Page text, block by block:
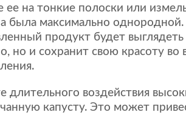
ее на тонкие полоски или
была максимально однородной.
продукт будет выглядеть
но и сохранит свою красоту во
длительного воздействия
капусту. Это может